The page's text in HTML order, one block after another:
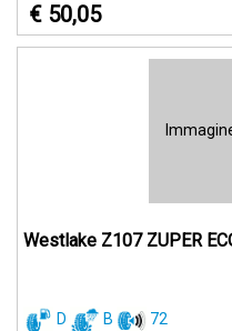
€ 50,05
Westlake Z107 ZUPER
D B 72